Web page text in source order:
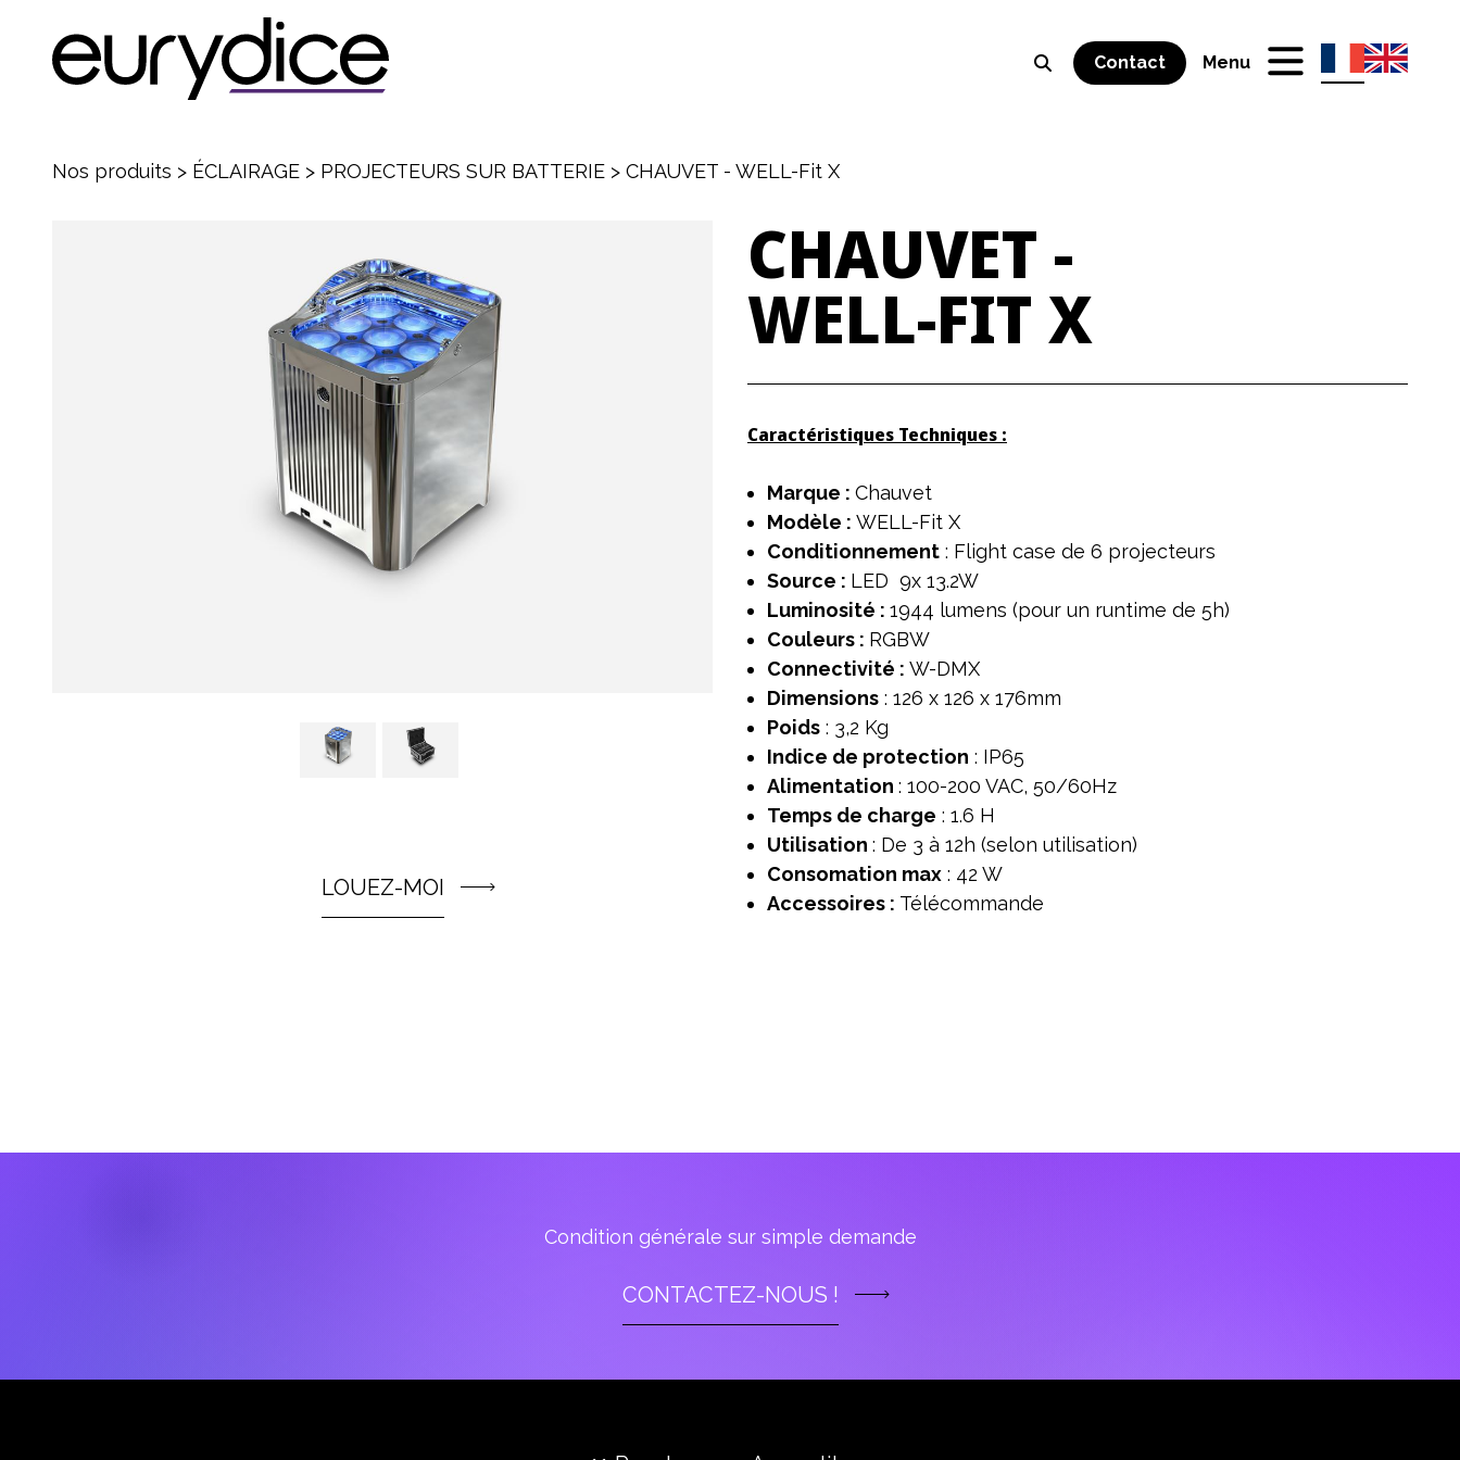
Contact Menu
Nos produits > ÉCLAIRAGE > PROJECTEURS SUR BATTERIE > CHAUVET - WELL-Fit X
LOUEZ-MOI
CHAUVET -
WELL-FITX
Caractéristiques Techniques :
Marque : Chauvet
Modèle : WELL-Fit X
Conditionnement : Flight case de 6 projecteurs
Source : LED 9x 13.2W
Luminosité : 1944 lumens (pour un runtime de 5h)
Couleurs : RGBW
Connectivité : W-DMX
Dimensions : 126 x 126 x 176mm
Poids : 3,2 Kg
Indice de protection : IP65
Alimentation : 100-200 VAC, 50/60Hz
Temps de charge : 1.6 H
Utilisation : De 3 à 12h (selon utilisation)
Consomation max : 42 W
Accessoires : Télécommande
Condition générale sur simple demande
CONTACTEZ-NOUS !